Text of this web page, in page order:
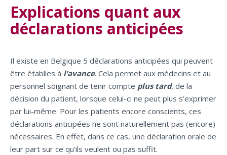
Explications quant aux
déclarations anticipées
Il existe en Belgique 5 déclarations anticipées qui peuvent
être établies à l’avance. Cela permet aux médecins et au
personnel soignant de tenir compte plus tard, de la
décision du patient, lorsque celui-ci ne peut plus s’exprimer
par lui-même. Pour les patients encore conscients, ces
déclarations anticipées ne sont naturellement pas (encore)
nécessaires. En effet, dans ce cas, une déclaration orale de
leur part sur ce qu’ils veulent ou pas suffit.